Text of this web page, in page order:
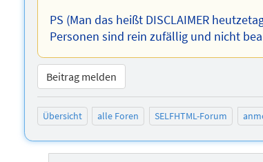
PS (Man das heißt DISCLAIMER
Personen sind rein zufällig und nicht
Beitrag melden
Übersicht alle Foren SELFHTML-Forum